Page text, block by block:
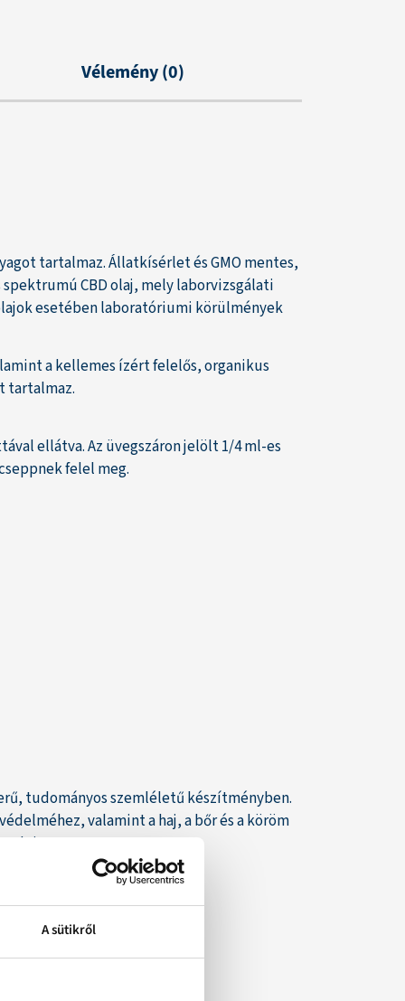
A sütikről
Vélemény (0)
tartalmaz. Állatkísérlet és GMO mentes,
CBD olaj, mely laborvizsgálati
esetében laboratóriumi körülmények
a kellemes ízért felelős, organikus
tartalmaz.
ellátva. Az üvegszáron jelölt 1/4 ml-es
felel meg.
tudományos szemléletű készítményben.
valamint a haj, a bőr és a köröm